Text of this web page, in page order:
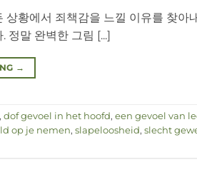
황에서 죄책감을 느낄 이유를 찾아
정말 완벽한 그림 [...]
→
, dof gevoel in het hoofd, een gevoel van
op je nemen, slapeloosheid, slecht